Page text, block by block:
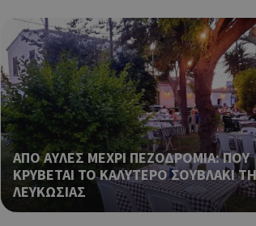
ΑΠΟ ΑΥΛΕΣ ΜΕΧΡΙ ΠΕΖΟΔΡΟΜΙΑ: ΠΟΥ
ΚΡΥΒΕΤΑΙ ΤΟ ΚΑΛΥΤΕΡΟ ΣΟΥΒΛΑΚΙ
ΛΕΥΚΩΣΙΑΣ
take over banner
banners.
cyprusen.wiz-
guide.com
1 εβδομάδα 3
μέρες
Χρησιμοποιείται
επιλεγμένη γλώσσα
PHP.net
cyprusen.wiz-
guide.com
συνεδρία
Cookie που
βασίζονται στη
αναγνωριστικό
χρησιμοποιείται
περιόδου
ένας τυχαίος
τρόπος με τον
συγκεκριμένος για